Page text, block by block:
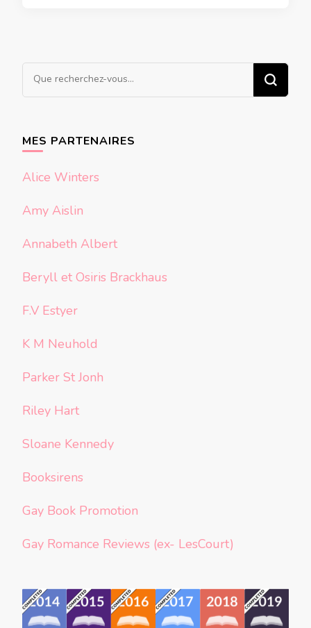
Vous
MES PARTENAIRES
Alice Winters
Amy Aislin
Annabeth Albert
Beryll et Osiris Brackhaus
F.V Estyer
K M Neuhold
Parker St Jonh
Riley Hart
Sloane Kennedy
Booksirens
Gay Book Promotion
Gay Romance Reviews (ex- LesCourt)